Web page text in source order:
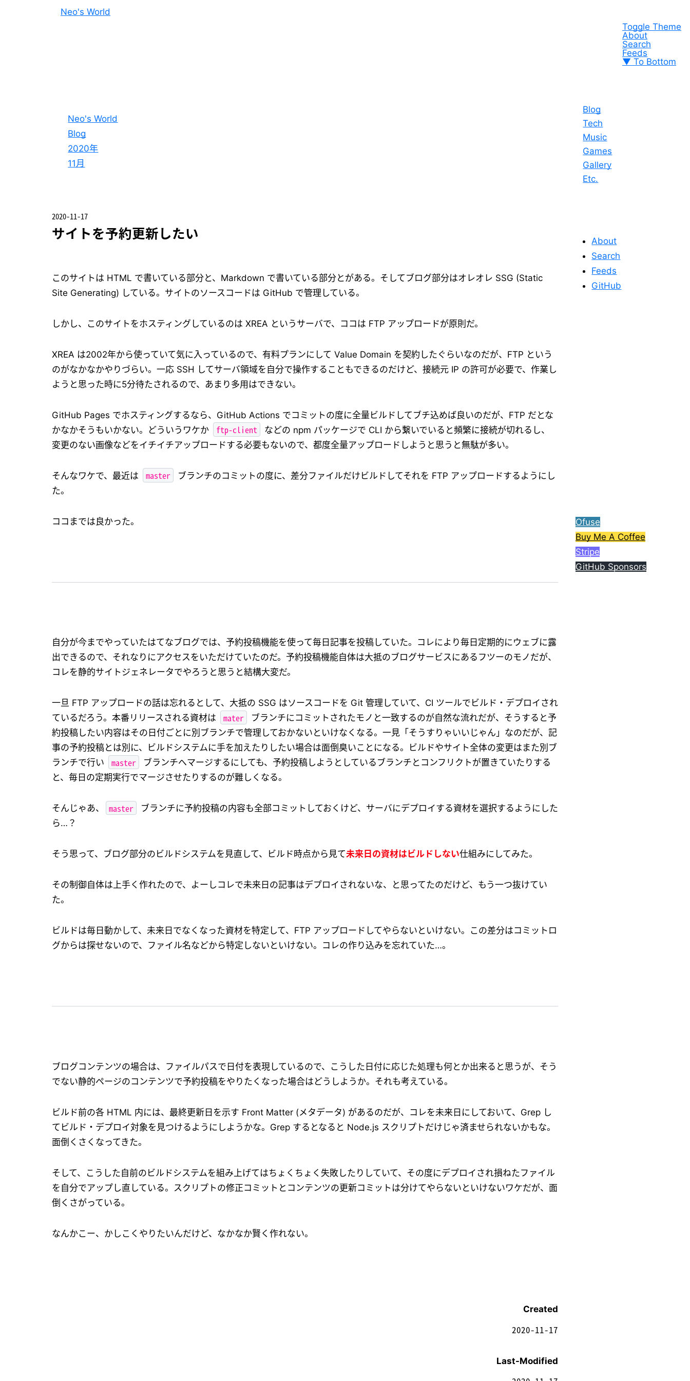
Neo's World
Toggle Theme
About
Search
Feeds
▼ To Bottom
Blog
Tech
Music
Games
Gallery
Etc.
Neo's World
Blog
2020年
11月
2020-11-17
サイトを予約更新したい
このサイトは HTML で書いている部分と、Markdown で書いている部分とがある。そしてブログ部分はオレオレ SSG (Static
Site Generating) している。サイトのソースコードは GitHub で管理している。
しかし、このサイトをホスティングしているのは XREA というサーバで、ココは FTP アップロードが原則だ。
XREA は2002年から使っていて気に入っているので、有料プランにして Value Domain を契約したぐらいなのだが、FTP という
のがなかなかやりづらい。一応 SSH してサーバ領域を自分で操作することもできるのだけど、接続元 IP の許可が必要で、作業し
ようと思った時に5分待たされるので、あまり多用はできない。
GitHub Pages でホスティングするなら、GitHub Actions でコミットの度に全量ビルドしてブチ込めば良いのだが、FTP だとな
かなかそうもいかない。どういうワケか
ftp-client
などの npm パッケージで CLI から繋いでいると頻繁に接続が切れるし、
変更のない画像などをイチイチアップロードする必要もないので、都度全量アップロードしようと思うと無駄が多い。
そんなワケで、最近は master
ブランチのコミットの度に、差分ファイルだけビルドしてそれを FTP アップロードするようにし
た。
ココまでは良かった。
自分が今までやっていたはてなブログでは、予約投稿機能を使って毎日記事を投稿していた。コレにより毎日定期的にウェブに露
出できるので、それなりにアクセスをいただけていたのだ。予約投稿機能自体は大抵のブログサービスにあるフツーのモノだが、
コレを静的サイトジェネレータでやろうと思うと結構大変だ。
一旦 FTP アップロードの話は忘れるとして、大抵の SSG はソースコードを Git 管理していて、CI ツールでビルド・デプロイされ
ているだろう。本番リリースされる資材は
mater
ブランチにコミットされたモノと一致するのが自然な流れだが、そうすると予
約投稿したい内容はその日付ごとに別ブランチで管理しておかないといけなくなる。一見「そうすりゃいいじゃん」なのだが、記
事の予約投稿とは別に、ビルドシステムに手を加えたりしたい場合は面倒臭いことになる。ビルドやサイト全体の変更はまた別ブ
ランチで行い
master
ブランチへマージするにしても、予約投稿しようとしているブランチとコンフリクトが置きていたりする
と、毎日の定期実行でマージさせたりするのが難しくなる。
そんじゃあ、 master
ブランチに予約投稿の内容も全部コミットしておくけど、サーバにデプロイする資材を選択するようにした
ら…？
そう思って、ブログ部分のビルドシステムを見直して、ビルド時点から見て未来日の資材はビルドしない仕組みにしてみた。
その制御自体は上手く作れたので、よーしコレで未来日の記事はデプロイされないな、と思ってたのだけど、もう一つ抜けてい
た。
ビルドは毎日動かして、未来日でなくなった資材を特定して、FTP アップロードしてやらないといけない。この差分はコミットロ
グからは探せないので、ファイル名などから特定しないといけない。コレの作り込みを忘れていた…。
ブログコンテンツの場合は、ファイルパスで日付を表現しているので、こうした日付に応じた処理も何とか出来ると思うが、そう
でない静的ページのコンテンツで予約投稿をやりたくなった場合はどうしようか。それも考えている。
ビルド前の各 HTML 内には、最終更新日を示す Front Matter (メタデータ) があるのだが、コレを未来日にしておいて、Grep し
てビルド・デプロイ対象を見つけるようにしようかな。Grep するとなると Node.js スクリプトだけじゃ済ませられないかもな。
面倒くさくなってきた。
そして、こうした自前のビルドシステムを組み上げてはちょくちょく失敗したりしていて、その度にデプロイされ損ねたファイル
を自分でアップし直している。スクリプトの修正コミットとコンテンツの更新コミットは分けてやらないといけないワケだが、面
倒くさがっている。
なんかこー、かしこくやりたいんだけど、なかなか賢く作れない。
Ofuse
Buy Me A Coffee
Stripe
GitHub Sponsors
Created
2020-11-17
Last-Modified
About
Search
Feeds
GitHub